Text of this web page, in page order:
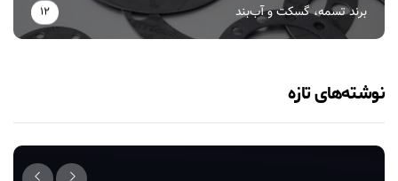
برند تسمه، گسکت و آب‌بند 12
نوشته‌های تازه